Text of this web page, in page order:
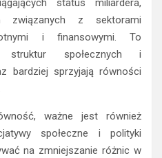
status miliardera,
związanych z sektorami
i finansowymi. To
społecznych i
bardziej sprzyjają równości
ważne jest również
społeczne i polityki
na zmniejszanie różnic w